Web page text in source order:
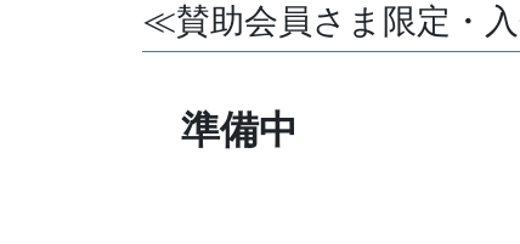
≪賛助会員さま限定・
準備中